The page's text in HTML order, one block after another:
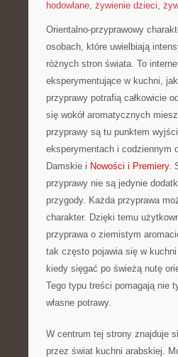
hodowlane, żywienie dzieci,
Orientalno-przyprawowy
osobach, które uwielbiają
różnych stron świata. To
eksperymentujące w kuchni,
przyprawy potrafią całkowicie
się wokół aromatycznych
przyprawy są tu punktem
eksperymentach i codziennym
Damskie i Nowości i Premiery.
przyprawy nie są jedynie
przygody. Każda przyprawa
charakter. Dzięki temu
przyprawa o ziemistym
tak często pojawia się w
kiedy sięgać po świeżą nutę
Tego typu treści pomagają nie
własne potrawy.
W centrum tej strony znajduje
przez świat kuchni arabskiej.